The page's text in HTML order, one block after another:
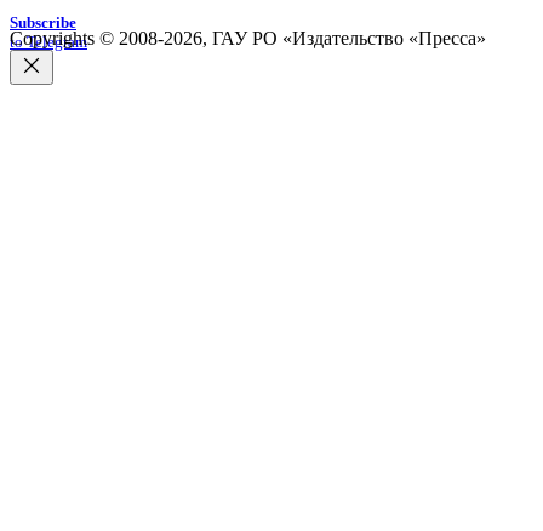
Subscribe
to Telegram
Copyrights © 2008-2026, ГАУ РО «Издательство «Пресса»